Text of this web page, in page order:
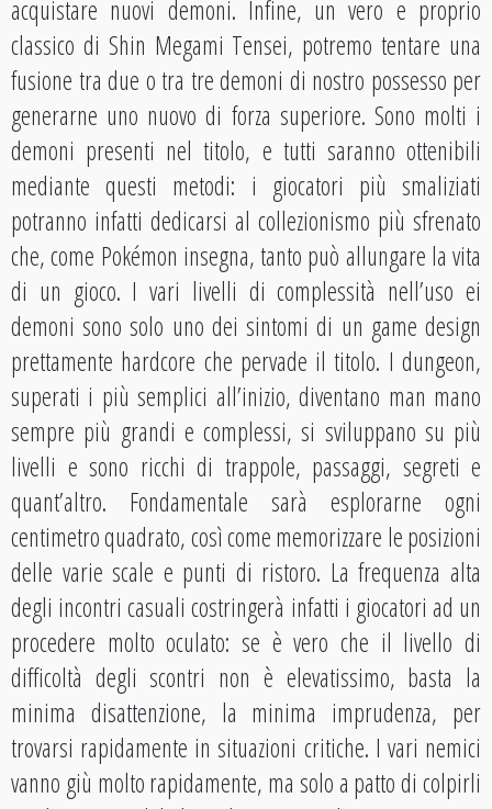
acquistare nuovi demoni. Infine, un vero e proprio
classico di Shin Megami Tensei, potremo tentare una
fusione tra due o tra tre demoni di nostro possesso per
generarne uno nuovo di forza superiore. Sono molti i
demoni presenti nel titolo, e tutti saranno ottenibili
mediante questi metodi: i giocatori più smaliziati
potranno infatti dedicarsi al collezionismo più sfrenato
che, come Pokémon insegna, tanto può allungare la vita
di un gioco. I vari livelli di complessità nell’uso ei
demoni sono solo uno dei sintomi di un game design
prettamente hardcore che pervade il titolo. I dungeon,
superati i più semplici all’inizio, diventano man mano
sempre più grandi e complessi, si sviluppano su più
livelli e sono ricchi di trappole, passaggi, segreti e
quant’altro. Fondamentale sarà esplorarne ogni
centimetro quadrato, così come memorizzare le posizioni
delle varie scale e punti di ristoro. La frequenza alta
degli incontri casuali costringerà infatti i giocatori ad un
procedere molto oculato: se è vero che il livello di
difficoltà degli scontri non è elevatissimo, basta la
minima disattenzione, la minima imprudenza, per
trovarsi rapidamente in situazioni critiche. I vari nemici
vanno giù molto rapidamente, ma solo a patto di colpirli